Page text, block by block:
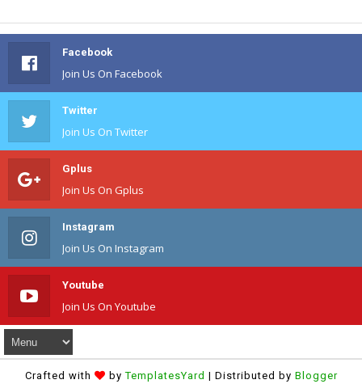
Facebook
Join Us On Facebook
Twitter
Join Us On Twitter
Gplus
Join Us On Gplus
Instagram
Join Us On Instagram
Youtube
Join Us On Youtube
Crafted with byTemplatesYard | Distributed by Blogger